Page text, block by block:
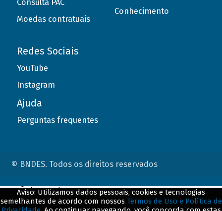
Consulta PAC
Moedas contratuais
Conhecimento
Redes Sociais
YouTube
Instagram
Ajuda
Perguntas frequentes
© BNDES. Todos os direitos reservados
Aviso: Utilizamos dados pessoais, cookies e tecnologias
semelhantes de acordo com nossos Termos de Uso e Política de
ConteÃºdo complementar
${title}${badge}